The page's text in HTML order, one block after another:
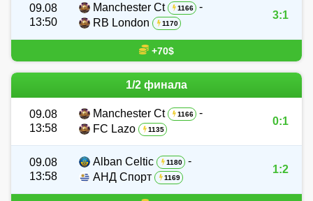
09.08
13:50
Manchester Ct 1166
-
RB London
1170
3:1
+70$
1/2 финала
09.08
13:58
Manchester Ct 1166
-
FC Lazo
1135
0:1
09.08
13:58
Alban Celtic 1180
-
АНД Спорт
1169
1:2